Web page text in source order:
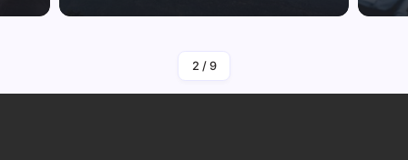
By Falah Malaika Az Zahra
2 / 9